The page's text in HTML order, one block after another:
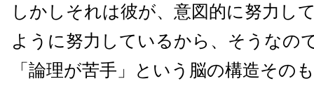
しかしそれは彼が、意図的に努力し
ように努力しているから、そうなの
「論理が苦手」という脳の構造その